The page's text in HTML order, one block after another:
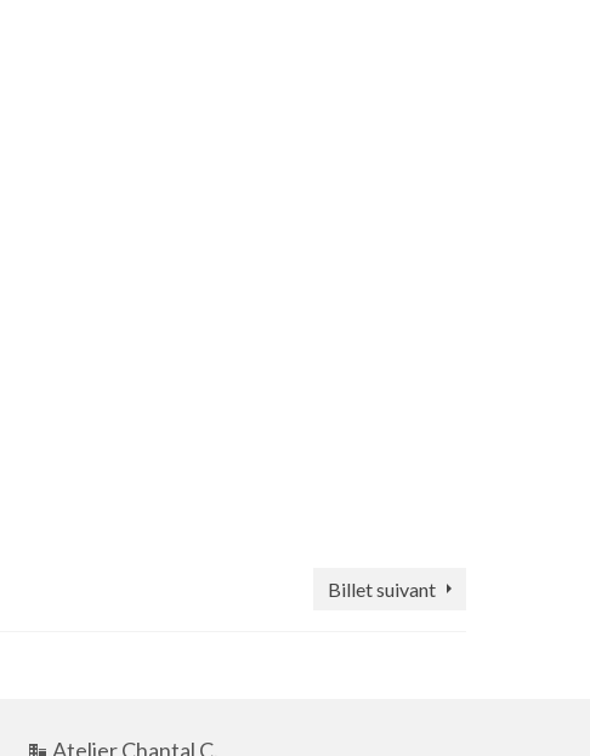
Billet suivant
Atelier Chantal C.